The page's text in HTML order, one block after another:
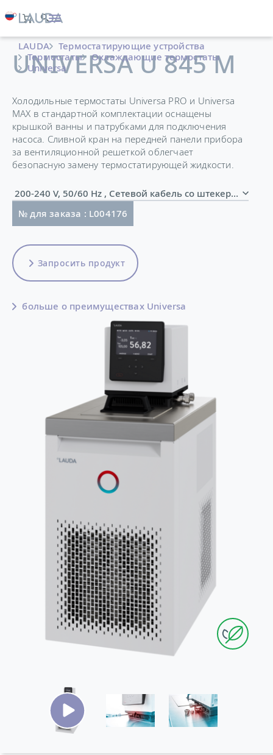
LAUDA
Термостатирующие устройства
Термостаты
Охлаждающие термостаты
Universa
UNIVERSA U 845 M
Холодильные термостаты Universa PRO и Universa
MAX в стандартной комплектации оснащены
крышкой ванны и патрубками для подключения
насоса. Сливной кран на передней панели прибора
за вентиляционной решеткой облегчает
безопасную замену термостатирующей жидкости.
200-240 V, 50/60 Hz , Сетевой кабель со штекером
№ для заказа : L004176
Запросить продукт
больше о преимуществах Universa